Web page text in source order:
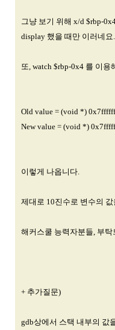
그냥 보기 위해 x/d $rbp-
display 했을 때만 이러네요.
또, watch $rbp-0x4 를 이용
Old value = (void *)
New value = (void *)
이렇게 나옵니다.
제대로 10진수로 변수의
해커스쿨 능력자분들, 부탁
+ 추가질문)
gdb상에서 스택 내부의 값